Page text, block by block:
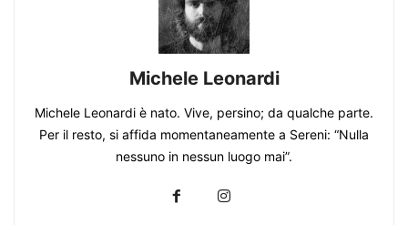
Michele Leonardi
Michele Leonardi è nato. Vive, persino; da qualche parte.
Per il resto, si affida momentaneamente a Sereni: “Nulla
nessuno in nessun luogo mai”.